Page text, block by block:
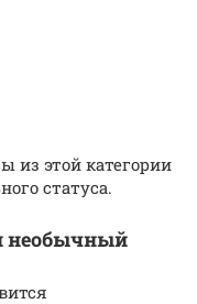
из этой категории
статуса.
необычный